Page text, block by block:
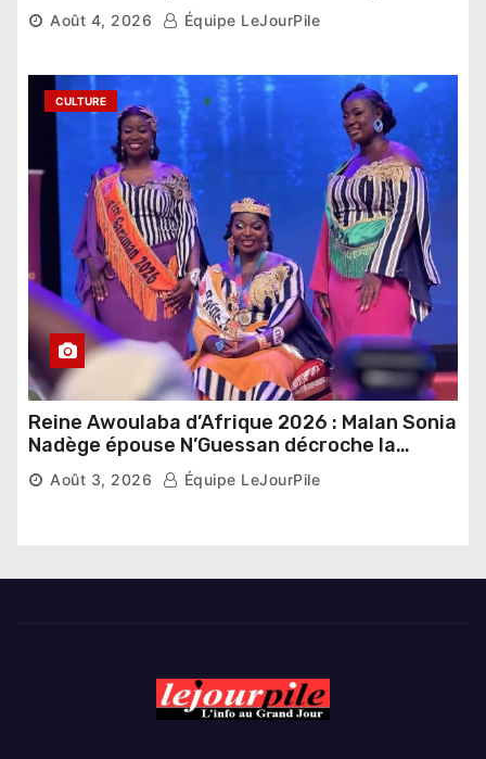
Août 4, 2026 Équipe LeJourPile
CULTURE
Reine Awoulaba d’Afrique 2026 : Malan Sonia
Nadège épouse N’Guessan décroche la
couronne
Août 3, 2026 Équipe LeJourPile